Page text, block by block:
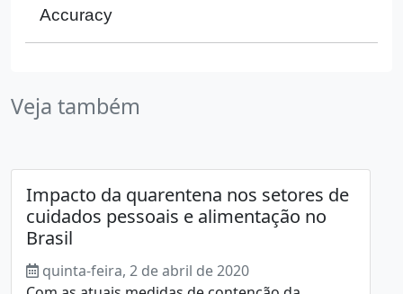
Accuracy
Veja também
Impacto da quarentena nos setores de
cuidados pessoais e alimentação no
Brasil
quinta-feira, 2 de abril de 2020